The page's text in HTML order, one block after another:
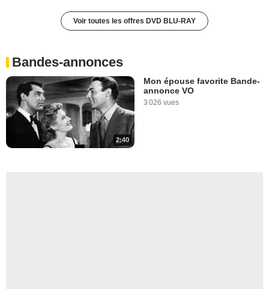
Voir toutes les offres DVD BLU-RAY
Bandes-annonces
2:40
Mon épouse favorite Bande-
annonce VO
3 026 vues